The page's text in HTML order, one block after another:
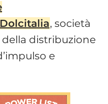
, società
distribuzione
e